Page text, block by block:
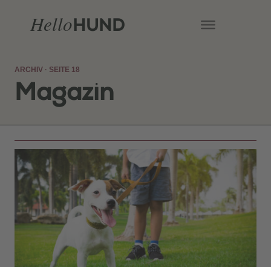
HelloHUND
ARCHIV · SEITE 18
Magazin